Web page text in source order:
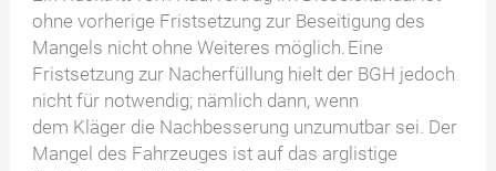
ohne vorherige Fristsetzung zur Beseitigung des
Mangels nicht ohne Weiteres möglich. Eine
Fristsetzung zur Nacherfüllung hielt der BGH jedoch
nicht für notwendig; nämlich dann, wenn
dem Kläger die Nachbesserung unzumutbar sei. Der
Mangel des Fahrzeuges ist auf das arglistige